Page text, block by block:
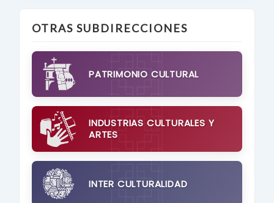
OTRAS SUBDIRECCIONES
PATRIMONIO CULTURAL
INDUSTRIAS CULTURALES Y
ARTES
INTER CULTURALIDAD